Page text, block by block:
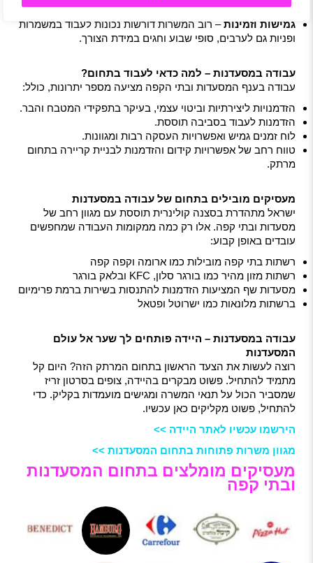
יכולת לעבוד בצוות.
גמישות וזמינות– רוב המשרות דורשות נכונות לעבוד במשמרות
ופניות גם לערבים, סופי שבוע וחגים במידת הצורך.
עבודה במסעדנות – למה כדאי לעבוד בתחום?
עבודה בענף המסעדות ובתי הקפה מציעה מספר יתרונות, כולל:
הזדמנויות ליצירתיות וביטוי עצמי, בעיקר בתפקידי המטבח והבר.
הזדמנות לעבוד בסביבה תוססת.
לוח זמנים גמיש ואפשרויות העסקה רבות ומגוונות.
טווח רחב של אפשרויות קידום והזדמנות לבניית קריירה בתחום
מרתק.
מעסיקים מובילים בתחום של עבודה במסעדנות
ישראל מתהדרת בסצנה קולינרית תוססת עם מגוון רחב של
מסעדות ובתי קפה. אלו רק כמה ממקומות העבודה שמחפשים
עובדים באופן קבוע:
רשתות בתי קפה מובילות כמו ארומה וקפה קפה
רשתות מזון מהיר כמו בורגר סלון, KFC ובלאק בורגר
מסעדות שף המציעות הזדמנות להתנסות בשירות ברמת פרימיום
ברשתות מלונאות כמו ישרוטל ופטאל
עבודה במסעדנות – היידה פותחים לך שער אל עולם
המסעדנות
רוצה לעשות את הצעד הראשון בתחום המרתק הזה? היום קל
מתמיד להתחיל. פשוט מבקרים בהיידה, צופים בסרטון זריז
שמסביר הכול על תנאי המשרה ומגישים מועמדות בקליק. כדי
להתחיל, פשוט מקליקים כאן עכשיו.
הירשמו עכשיו לאתר היידה >>
מגוון משרות פתוחות בתחום המסעדנות >>
מעסיקים מומלצים בתחום המסעדנות
ובתי קפה